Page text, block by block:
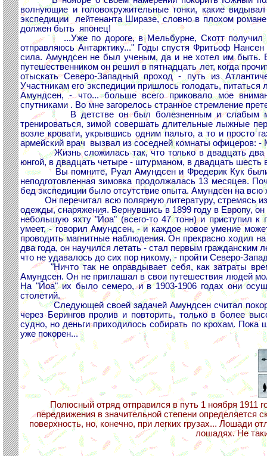
волнующие и головокружительные гонки, какие
экспедиции лейтенанта Ширазе, словно в плохом
должен быть японец!
...Уже по дороге, в Мельбурне, Скотт получил
отправляюсь Антарктику..." Годы спустя Фритьоф
сила. Амундсен не был ученым, да и не хотел им быть.
путешественником он решил в пятнадцать лет, когда
отыскать Северо-Западный проход - путь из
Участникам его экспедиции пришлось голодать,
Амундсен, - что... больше всего приковало мое
спутниками . Во мне загорелось странное стремление
В детстве он был болезненным и слабым
тренироваться, зимой совершать длительные лыжные
возле кровати, укрывшись одним пальто, а то и просто
армейский врач вызвал из соседней комнаты офицеров:
Жизнь сложилась так, что только в двадцать два
юнгой, в двадцать четыре - штурманом, в двадцать шесть
Вы помните, Руал Амундсен и Фредерик Кук были
неподготовленная зимовка продолжалась 13 месяцев.
бед экспедиции было отсутствие опыта. Амундсен на всю
Он перечитал всю полярную литературу, стремясь
одежды, снаряжения. Вернувшись в 1899 году в Европу,
небольшую яхту "Йоа" (всего-то 47 тонн) и приступил к
умеет, - говорил Амундсен, - и каждое новое умение
проводить магнитные наблюдения. Он прекрасно ходил
два года, он научился летать - стал первым гражданским
что не удавалось до сих пор никому, - пройти Северо-
"Ничто так не оправдывает себя, как затраты
Амундсен. Он не приглашал в свои путешествия людей
На "Йоа" их было семеро, и в 1903-1906 годах они
столетий.
Следующей своей задачей Амундсен считал
через Берингов пролив и повторить, только в более
судно, но деньги приходилось собирать по крохам.
уже покорен...
Полюсный отряд отправился в путь 1 ноября 1911
передвижения в значительной степени
поверхность, но, конечно, при легких грузах... Лошади
лошадях. Не